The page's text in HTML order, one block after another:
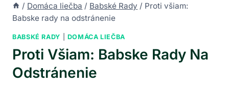
/ Domáca liečba / Babské Rady / Proti všiam:
Babske rady na odstránenie
BABSKÉ RADY DOMÁCA LIEČBA
Proti Všiam: Babske Rady Na
Odstránenie